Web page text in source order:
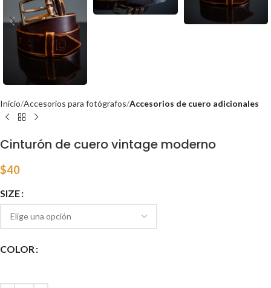
Inicio Accesorios para fotógrafos Accesorios de cuero adicionales
Cinturón de cuero vintage moderno
$40
SIZE
COLOR